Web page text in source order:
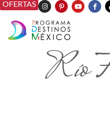
OFERTAS
Río